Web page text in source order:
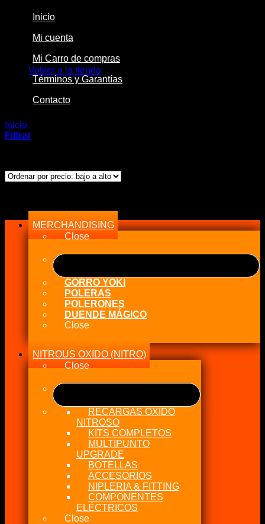
Volver a la tienda
Inicio
Mi cuenta
Mi Carro de compras
Términos y Garantías
Contacto
Inicio
Filtrar
MERCHANDISING
Close
GORRO YOKI
POLERAS
POLERONES
DUENDE MÁGICO
Close
NITROUS OXIDO (NITRO)
Close
RECARGAS OXIDO
NITROSO
KITS COMPLETOS
MULTIPUNTO
UPGRADE
BOTELLAS
ACCESORIOS
NIPLERIA & FITTING
COMPONENTES
ELÉCTRICOS
Close